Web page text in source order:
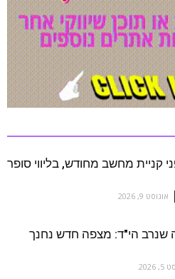
קניית מחשב מחודש, בליווי סופר
אוגוסט 9, 2026
שנרב הי"ד: מצפה חדש נחנך